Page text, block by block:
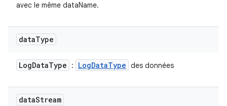
avec le même dataName.
dataType
LogDataType : LogDataType des données
dataStream